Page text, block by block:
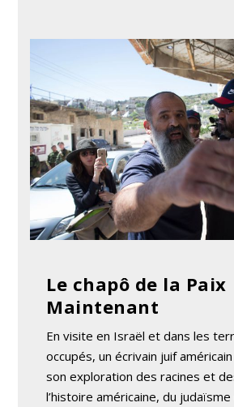
Le chapô de la Paix
Maintenant
En visite en Israël et dans les
occupés, un écrivain juif
son exploration des racines et
l’histoire américaine, du